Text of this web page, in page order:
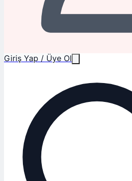
Giriş Yap / Üye Ol